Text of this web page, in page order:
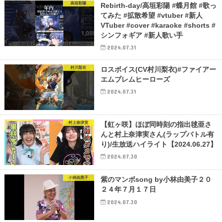
高垣彩陽
Rebirth-day/高垣彩陽 #蝶月館 #歌っ
てみた #拡散希望 #vtuber #新人
VTuber #cover #karaoke #shorts #
シンフォギア #新人歌い手
2024.07.31
村川梨衣
ロスボイス(CV村川梨衣)#ファイアー
エムブレムヒーローズ
2024.07.31
村上奈津実
【虹ヶ咲】ほぼ同時刻の指出毬亜さ
んと村上奈津実さん(ラップバトル有
り)/生放送ハイライト【2024.06.27】
2024.07.30
小林由美子
紫のマンボsong by小林由美子２０
２４年７月１７日
2024.07.30